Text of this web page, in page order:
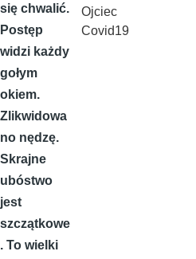
się chwalić.
Postęp
widzi każdy
gołym
okiem.
Zlikwidowa
no nędzę.
Skrajne
ubóstwo
jest
szczątkowe
. To wielki
Ojciec
Covid19